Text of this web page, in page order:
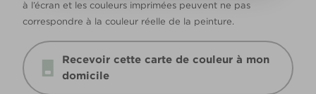
à l’écran et les couleurs imprimées peuvent ne pas
correspondre à la couleur réelle de la peinture.
Recevoir cette carte de couleur à mon
domicile